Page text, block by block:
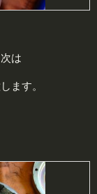
は
ます。